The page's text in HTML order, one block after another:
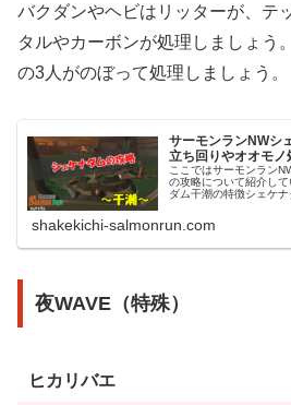
バクダンやヘビはリッターが、テ
タルやカーボンが処理しましょう
の3人がのぼって処理しましょう。
サーモンランNWシ
立ち回りやオオモノ
ここではサーモンラン
の攻略について紹介し
ダム干潮の特徴シェケ
shakekichi-salmonrun.com
夜WAVE（特殊）
ヒカリバエ